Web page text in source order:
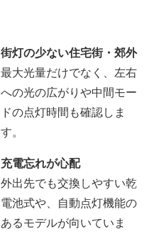
街灯の少ない住宅街・郊外
最大光量だけでなく、左右
への光の広がりや中間モー
ドの点灯時間も確認しま
す。
充電忘れが心配
外出先でも交換しやすい乾
電池式や、自動点灯機能の
あるモデルが向いていま